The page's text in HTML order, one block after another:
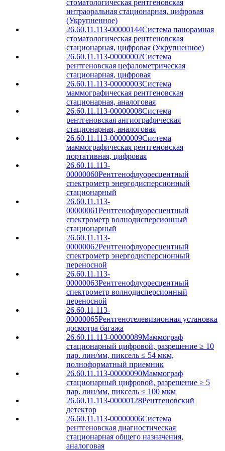
стоматологическая рентгеновская
интраоральная стационарная, цифровая
(Укрупненное)
26.60.11.113-00000144Система панорамная
стоматологическая рентгеновская
стационарная, цифровая (Укрупненное)
26.60.11.113-00000002Система
рентгеновская цефалометрическая
стационарная, цифровая
26.60.11.113-00000003Система
маммографическая рентгеновская
стационарная, аналоговая
26.60.11.113-00000008Система
рентгеновская ангиографическая
стационарная, аналоговая
26.60.11.113-00000009Система
маммографическая рентгеновская
портативная, цифровая
26.60.11.113-
00000060Рентгенофлуоресцентный
спектрометр энергодисперсионный
стационарный
26.60.11.113-
00000061Рентгенофлуоресцентный
спектрометр волнодисперсионный
стационарный
26.60.11.113-
00000062Рентгенофлуоресцентный
спектрометр энергодисперсионный
переносной
26.60.11.113-
00000063Рентгенофлуоресцентный
спектрометр волнодисперсионный
переносной
26.60.11.113-
00000065Рентгенотелевизионная установка
досмотра багажа
26.60.11.113-00000089Маммограф
стационарный цифровой, разрешение ≥ 10
пар. лин/мм, пиксель ≤ 54 мкм,
полноформатный приемник
26.60.11.113-00000090Маммограф
стационарный цифровой, разрешение ≥ 5
пар. лин/мм, пиксель ≤ 100 мкм
26.60.11.113-00000128Рентгеновский
детектор
26.60.11.113-00000006Система
рентгеновская диагностическая
стационарная общего назначения,
аналоговая